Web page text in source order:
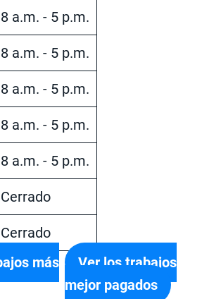
8 a.m. - 5 p.m.
8 a.m. - 5 p.m.
8 a.m. - 5 p.m.
8 a.m. - 5 p.m.
8 a.m. - 5 p.m.
Cerrado
Cerrado
más
Ver los trabajos
mejor pagados